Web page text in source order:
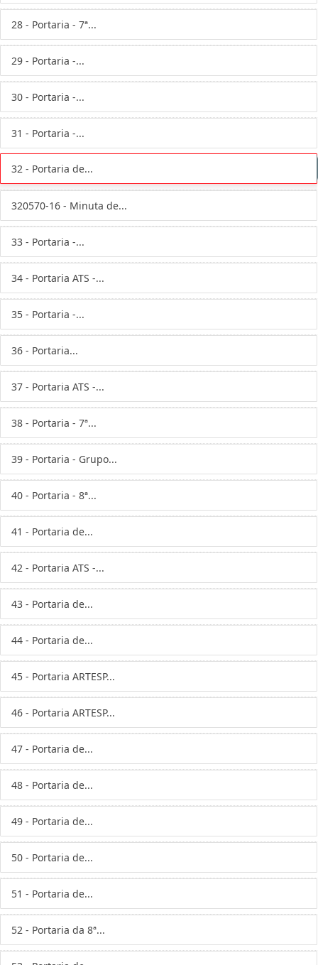
28 - Portaria - 7ª...
29 - Portaria -...
30 - Portaria -...
31 - Portaria -...
32 - Portaria de...
320570-16 - Minuta de...
33 - Portaria -...
34 - Portaria ATS -...
35 - Portaria -...
36 - Portaria...
37 - Portaria ATS -...
38 - Portaria - 7ª...
39 - Portaria - Grupo...
40 - Portaria - 8ª...
41 - Portaria de...
42 - Portaria ATS -...
43 - Portaria de...
44 - Portaria de...
45 - Portaria ARTESP...
46 - Portaria ARTESP...
47 - Portaria de...
48 - Portaria de...
49 - Portaria de...
50 - Portaria de...
51 - Portaria de...
52 - Portaria da 8ª...